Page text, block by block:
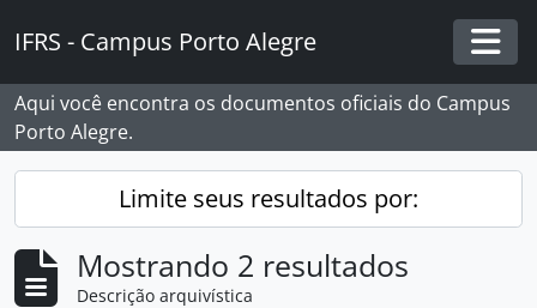
IFRS - Campus Porto Alegre
Aqui você encontra os documentos oficiais do Campus
Porto Alegre.
Limite seus resultados por:
Mostrando 2 resultados
Descrição arquivística